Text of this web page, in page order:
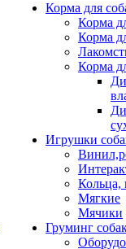
Корма для
Корма
Корма
Корма
Игрушки
Кольца,
Мягкие
Мячики
Груминг